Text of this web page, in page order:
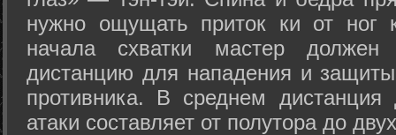
нужно ощущать приток ки от
начала схватки мастер должен
дистанцию для нападения и
противника. В среднем
атаки составляет от полутора до